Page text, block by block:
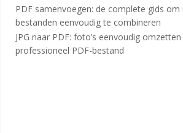
PDF samenvoegen: de complete gids om
bestanden eenvoudig te combineren
JPG naar PDF: foto’s eenvoudig
professioneel PDF-bestand